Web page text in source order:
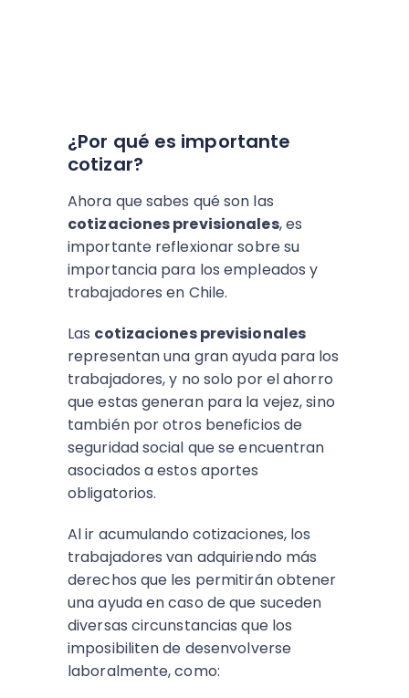
¿Por qué es importante
cotizar?
Ahora que sabes qué son las
cotizaciones previsionales, es
importante reflexionar sobre su
importancia para los empleados y
trabajadores en Chile.
Las cotizaciones previsionales
representan una gran ayuda para los
trabajadores, y no solo por el ahorro
que estas generan para la vejez, sino
también por otros beneficios de
seguridad social que se encuentran
asociados a estos aportes
obligatorios.
Al ir acumulando cotizaciones, los
trabajadores van adquiriendo más
derechos que les permitirán obtener
una ayuda en caso de que suceden
diversas circunstancias que los
imposibiliten de desenvolverse
laboralmente, como: